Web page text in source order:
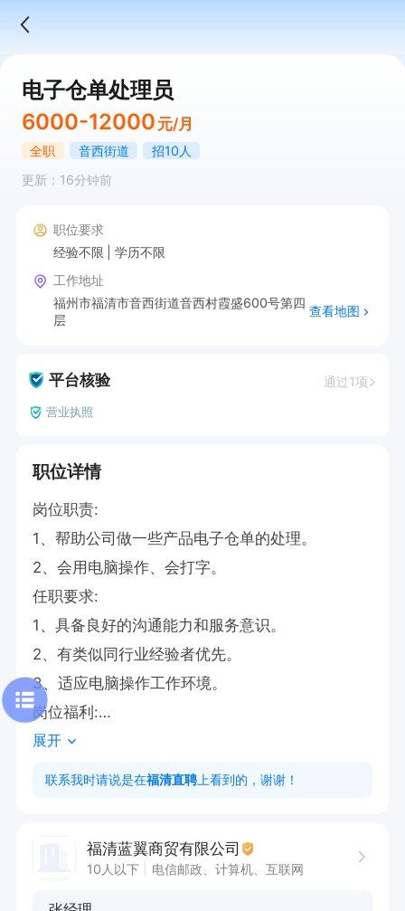
电子仓单处理员
6000-12000 元/月
全职 音西街道
招10人
更新：16分钟前
职位要求
经验不限
学历不限
工作地址
福州市福清市音西街道音西村霞盛600号第四
层
查看地图
平台核验 通过1项
营业执照
职位详情
岗位职责:
1、帮助公司做一些产品电子仓单的处理。
2、会用电脑操作、会打字。
任职要求:
1、具备良好的沟通能力和服务意识。
2、有类似同行业经验者优先。
3、适应电脑操作工作环境。
岗位福利:
1、工作时间短,业绩收入可观。
2、亭受专业的免费培训助力业务能力的提升。
5、工作作时间:上午9.00-12.00下午13.30-17.00
展开
联系我时请说是在福清直聘 上看到的，谢谢！
福清蓝翼商贸有限公司
10人以下 电信邮政、计算机、互联网